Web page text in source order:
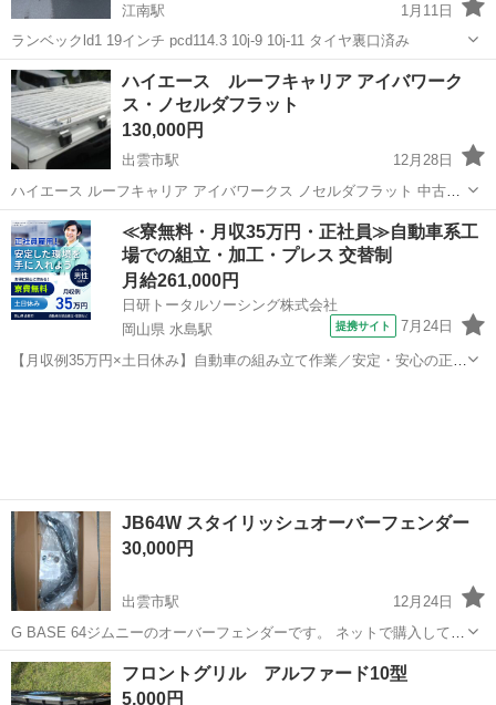
江南駅
1月11日
ランベックld1 19インチ pcd114.3 10j-9 10j-11 タイヤ裏口済み
島根 出雲市 江南駅 外装、車外用品 ランベック
ハイエース ルーフキャリア アイバワーク
ス・ノセルダフラット
130,000円
出雲市駅
12月28日
ハイエース ルーフキャリア アイバワークス ノセルダフラット 中古品
当然使用感あり めちゃくちゃ頑丈です
島根 出雲市 出雲市駅 外装、車外用品 アイバワークス
≪寮無料・月収35万円・正社員≫自動車系工
場での組立・加工・プレス 交替制
月給261,000円
日研トータルソーシング株式会社
岡山県 水島駅
提携サイト 7月24日
【月収例35万円×土日休み】自動車の組み立て作業／安定・安心の正社
JB64W スタイリッシュオーバーフェンダー
30,000円
出雲市駅
12月24日
G BASE 64ジムニーのオーバーフェンダーです。 ネットで購入して
時間がなくて取り付けしていません 箱は開けましたが 新品 未使
用です。
島根 出雲市 出雲市駅 フェンダー
フロントグリル アルファード10型
5,000円